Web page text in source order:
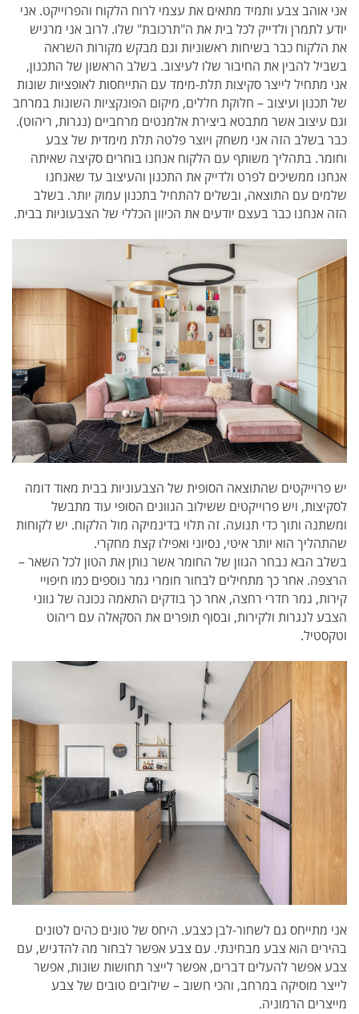
אני אוהב צבע ותמיד מתאים את עצמי לרוח הלקוח והפרוייקט. אני
יודע לתמרן ולדייק לכל בית את ה"תרכובת" שלו. לרוב אני מרגיש
את הלקוח כבר בשיחות ראשוניות וגם מבקש מקורות השראה
בשביל להבין את החיבור שלו לעיצוב. בשלב הראשון של התכנון,
אני מתחיל לייצר סקיצות תלת-מימד עם התייחסות לאופציות שונות
של תכנון ועיצוב – חלוקת חללים, מיקום הפונקציות השונות במרחב
וגם עיצוב אשר מתבטא ביצירת אלמנטים מרחביים (נגרות, ריהוט).
כבר בשלב הזה אני משחק ויוצר פלטה תלת מימדית של צבע
וחומר. בתהליך משותף עם הלקוח אנחנו בוחרים סקיצה שאיתה
אנחנו ממשיכים לפרט ולדייק את התכנון והעיצוב עד שאנחנו
שלמים עם התוצאה, ובשלים להתחיל בתכנון עמוק יותר. בשלב
הזה אנחנו כבר בעצם יודעים את הכיוון הכללי של הצבעוניות בבית.
יש פרוייקטים שהתוצאה הסופית של הצבעוניות בבית מאוד דומה
לסקיצות, ויש פרוייקטים ששילוב הגוונים הסופי עוד מתבשל
ומשתנה ותוך כדי תנועה. זה תלוי בדינמיקה מול הלקוח. יש לקוחות
שהתהליך הוא יותר איטי, נסיוני ואפילו קצת מחקרי.
בשלב הבא נבחר הגוון של החומר אשר נותן את הטון לכל השאר –
הרצפה. אחר כך מתחילים לבחור חומרי גמר נוספים כמו חיפויי
קירות, גמר חדרי רחצה, אחר כך בודקים התאמה נכונה של גווני
הצבע לנגרות ולקירות, ובסוף תופרים את הסקאלה עם ריהוט
וטקסטיל.
אני מתייחס גם לשחור-לבן כצבע. היחס של טונים כהים לטונים
בהירים הוא צבע מבחינתי. עם צבע אפשר לבחור מה להדגיש, עם
צבע אפשר להעלים דברים, אפשר לייצר תחושות שונות, אפשר
לייצר מוסיקה במרחב, והכי חשוב – שילובים טובים של צבע
מייצרים הרמוניה.